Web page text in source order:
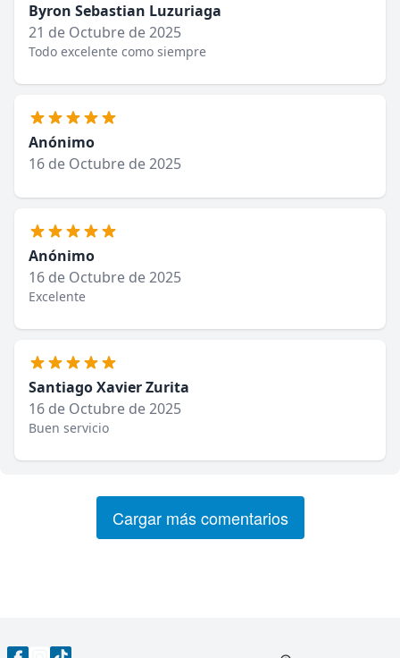
Byron Sebastian Luzuriaga
21 de Octubre de 2025
Todo excelente como siempre
Anónimo
16 de Octubre de 2025
Anónimo
16 de Octubre de 2025
Excelente
Santiago Xavier Zurita
16 de Octubre de 2025
Buen servicio
Cargar más comentarios